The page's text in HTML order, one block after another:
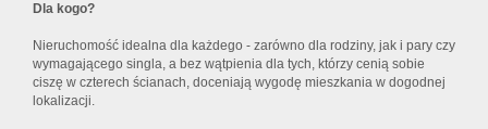
Dla kogo?
Nieruchomość idealna dla każdego - zarówno dla rodziny, jak i pary czy
wymagającego singla, a bez wątpienia dla tych, którzy cenią sobie
ciszę w czterech ścianach, doceniają wygodę mieszkania w dogodnej
lokalizacji.